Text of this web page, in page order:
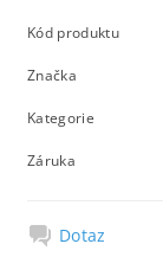
Kód produktu
Značka
Kategorie
Záruka
Dotaz